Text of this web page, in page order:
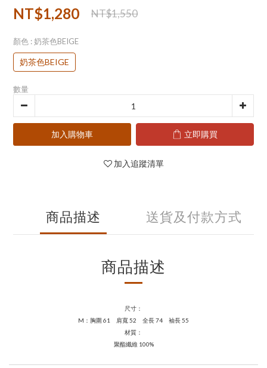
NT$1,280 NT$1,550
顏色 : 奶茶色BEIGE
奶茶色BEIGE
數量
加入購物車 立即購買
加入追蹤清單
商品描述 送貨及付款方式
商品描述
尺寸：
M：胸圍 61 肩寬 52 全長 74 袖長 55
材質：
聚酯纖維 100%